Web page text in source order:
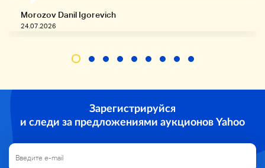
Shimano Prodigy SW 1pc
Daiwa MM Jig 30g 1pc
Daiwa Phantom II 15g 1pc
Дом Nabra Cri 20g 1pc
Мария Лафа? 20g 1pc
Maria Shore Tricker 45g 1pc
Die выпустили Metal 40g 3
Производитель: Metal Jig 40g 1pc
Morozov Danil Igorevich
24.07.2026
Зарегистрируйся
и следи за предложениями аукционов Yahoo